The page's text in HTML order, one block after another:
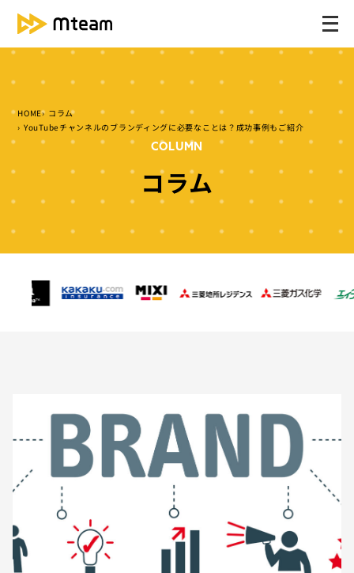
メ
HOME コラム
YouTubeチャンネルのブランディングに必要なことは？成功事例もご紹介
COLUMN
コラム